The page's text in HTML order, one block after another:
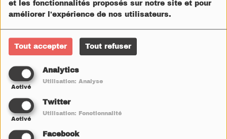
et les fonctionnalités proposés sur notre site et pour
améliorer l'expérience de nos utilisateurs.
Tout accepter Tout refuser
Analytics
Activé
Utilisation: Analyse
Twitter
Activé
Utilisation: Fonctionnalité
Facebook
MEZE LES MARDIS
PALAVAS MARCHÉS
PALAVASIENNES »